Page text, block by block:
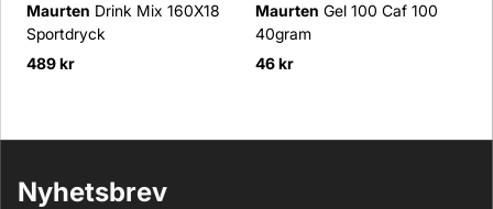
Maurten Drink Mix 160X18
Sportdryck
489 kr
Maurten Gel 100 Caf 100
40gram
46 kr
Nyhetsbrev